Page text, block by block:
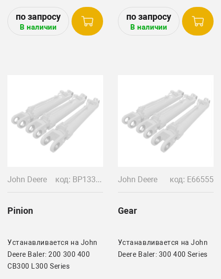
В наличии В наличии
John Deere код: BP13375
Pinion
Устанавливается на John
Deere Baler: 200 300 400
CB300 L300 Series
John Deere код: E66555
Gear
Устанавливается на John
Deere Baler: 300 400 Series